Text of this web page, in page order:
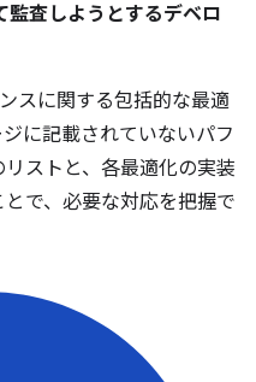
監査しようとするデベロ
スに関する包括的な最適
に記載されていないパフ
ストと、各最適化の実装
で、必要な対応を把握で